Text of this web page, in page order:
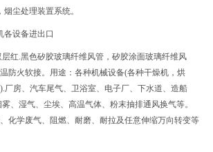
尘处理装置系统。
各设备进出口
红.黑色矽胶玻璃纤维风管，矽胶涂面玻璃纤维风
防火软接。用途：各种机械设备(各种干燥机，烘
厂房、汽车尾气、卫浴室、电子厂、下水道、造船
、湿气、尘埃、高温气体、粉末抽排通风换气等。
化学废气、阻燃、耐磨、耐拉及任意伸缩万向转变等